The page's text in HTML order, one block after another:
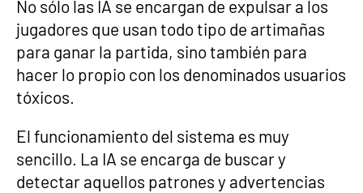
No sólo las IA se encargan de expulsar a los
jugadores que usan todo tipo de artimañas
para ganar la partida, sino también para
hacer lo propio con los denominados usuarios
tóxicos.
El funcionamiento del sistema es muy
sencillo. La IA se encarga de buscar y
detectar aquellos patrones y advertencias